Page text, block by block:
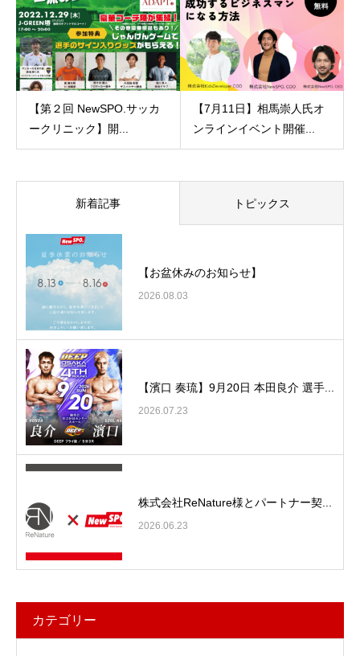
【第２回 NewSPO.サッカ
ークリニック】開...
【7月11日】相馬崇人氏オ
ンラインイベント開催...
新着記事 トピックス
【お盆休みのお知らせ】
2026.08.03
【濱口 奏琉】9月20日 本田良介 選手...
2026.07.23
株式会社ReNature様とパートナー契...
2026.06.23
カテゴリー